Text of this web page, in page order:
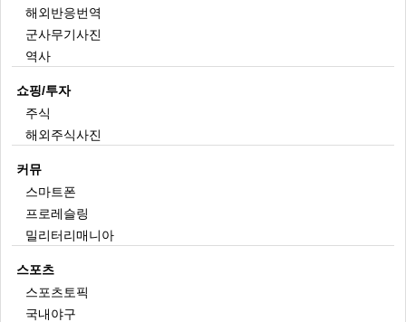
해외반응번역
군사무기사진
역사
쇼핑/투자
주식
해외주식사진
커뮤
스마트폰
프로레슬링
밀리터리매니아
스포츠
스포츠토픽
국내야구